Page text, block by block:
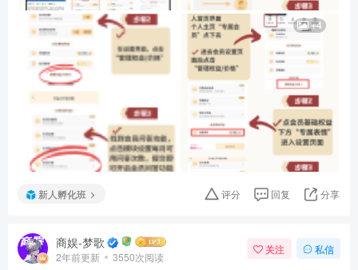
+4
新人孵化班 评分 回复 分享
商娱-梦歌
2年前更新 3550次阅读
关注 私信